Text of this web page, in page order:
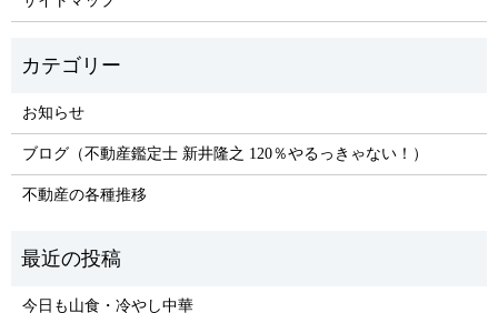
お知らせ
ブログ（不動産鑑定士 新井隆之 120％やるっきゃない！）
不動産の各種推移
今日も山食・冷やし中華